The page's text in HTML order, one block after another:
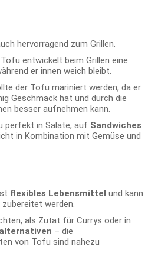
hervorragend zum Grillen.
entwickelt beim Grillen eine
er innen weich bleibt.
der Tofu mariniert werden, da er
Geschmack hat und durch die
besser aufnehmen kann.
perfekt in Salate, auf Sandwiches
in Kombination mit Gemüse und
flexibles Lebensmittel und kann
werden.
als Zutat für Currys oder in
– die
von Tofu sind nahezu